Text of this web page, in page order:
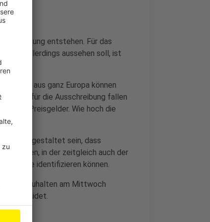
entstehen. Für das
allerdings aussehen soll, ist
aus ganz Europa können
Allein für die Ausschreibung fallen
und Preisgelder. Wie hoch die
klar.
soll so gestaltet sein, dass
geben, in der zeitgleich auch der
Gebäude identifizieren können.
abzuhalten am Mittwoch
entscheidet.